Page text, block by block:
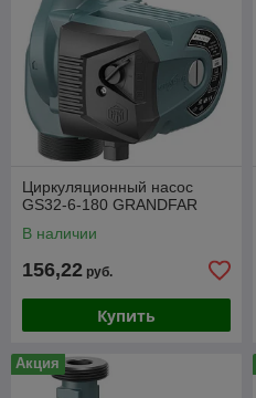
Циркуляционный насос
GS32-6-180 GRANDFAR
В наличии
156,22 руб.
Купить
Акция